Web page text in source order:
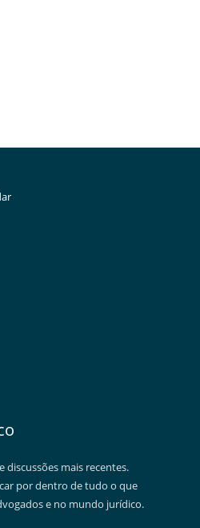
discussões mais recentes.
por dentro de tudo o que
e no mundo jurídico.